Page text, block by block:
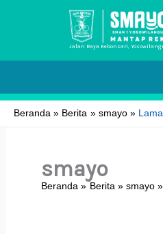
Jalan Raya Kebonsari,
Beranda Berita smayo
smayo
Beranda Berita smayo